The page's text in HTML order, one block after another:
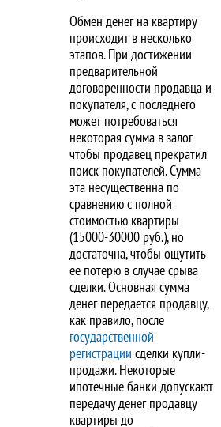
Обмен денег на квартиру
происходит в несколько
этапов. При достижении
предварительной
договоренности продавца и
покупателя, с последнего
может потребоваться
некоторая сумма в залог
чтобы продавец прекратил
поиск покупателей. Сумма
эта несущественна по
сравнению с полной
стоимостью квартиры
(15000-30000 руб.), но
достаточна, чтобы ощутить
ее потерю в случае срыва
сделки. Основная сумма
денег передается продавцу,
как правило, после
государственной
регистрации сделки купли-
продажи. Некоторые
ипотечные банки допускают
передачу денег продавцу
квартиры до